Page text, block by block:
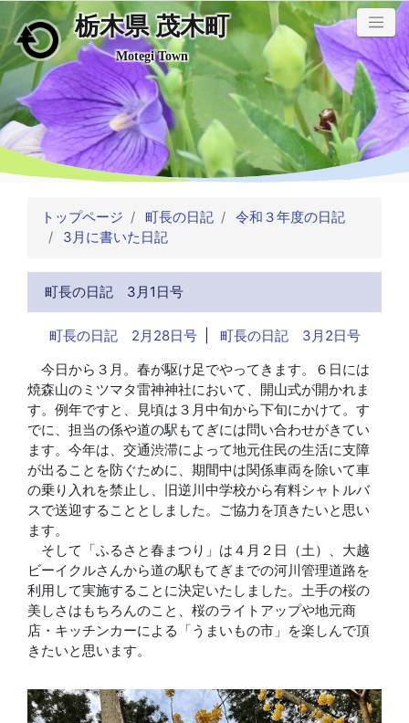
メインコンテンツにスキップ
栃木県 茂木町
Motegi Town
トップページ 町長の日記
令和３年度の日記
3月に書いた日記
町長の日記 3月1日号
町長の日記 2月28日号| 町長の日記 3月2日号
今日から３月。春が駆け足でやってきます。６日には
焼森山のミツマタ雷神神社において、開山式が開かれま
す。例年ですと、見頃は３月中旬から下旬にかけて。す
でに、担当の係や道の駅もてぎには問い合わせがきてい
ます。今年は、交通渋滞によって地元住民の生活に支障
が出ることを防ぐために、期間中は関係車両を除いて車
の乗り入れを禁止し、旧逆川中学校から有料シャトルバ
スで送迎することとしました。ご協力を頂きたいと思い
ます。
そして「ふるさと春まつり」は４月２日（土）、大越
ビーイクルさんから道の駅もてぎまでの河川管理道路を
利用して実施することに決定いたしました。土手の桜の
美しさはもちろんのこと、桜のライトアップや地元商
店・キッチンカーによる「うまいもの市」を楽しんで頂
きたいと思います。